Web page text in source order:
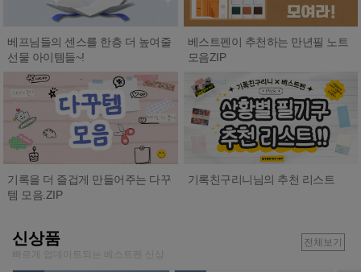
베프님들의 센스를 한층 더 높여줄
선물 아이템들~!
베스트펜이 추천하는 만년필 노트
모음ZIP
기록을 더 즐겁게 만들어주는 다꾸
템 모음.ZIP
기록친구리니님의 추천 리스트
신상품
빠르게 업데이트되는 베스트펜 신상
전체보기